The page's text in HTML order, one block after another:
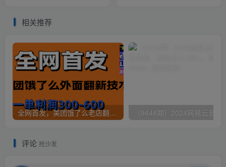
相关推荐
全网首发，美团饿了么老店翻新最新技术，一单利润300-600
评论 抢沙发